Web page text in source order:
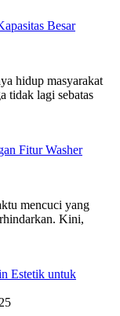
Besar
hidup masyarakat
tidak lagi sebatas
Fitur Washer
mencuci yang
Kini,
Estetik untuk